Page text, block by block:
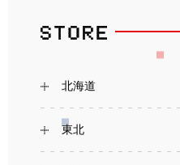
北海道
東北